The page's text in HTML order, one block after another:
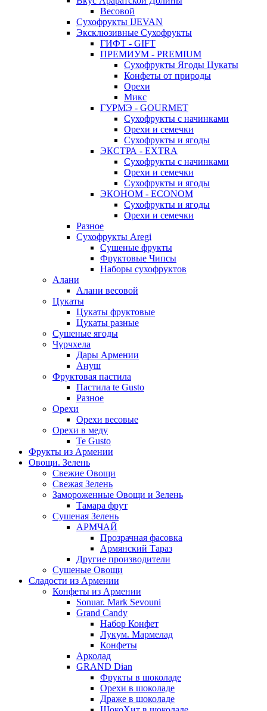
Весовой
Сухофрукты IJEVAN
Эксклюзивные Сухофрукты
ГИФТ - GIFT
ПРЕМИУМ - PREMIUM
Сухофрукты Ягоды Цукаты
Конфеты от природы
Орехи
Микс
ГУРМЭ - GOURMET
Сухофрукты с начинками
Орехи и семечки
Сухофрукты и ягоды
ЭКСТРА - EXTRA
Сухофрукты с начинками
Орехи и семечки
Сухофрукты и ягоды
ЭКОНОМ - ECONOM
Сухофрукты и ягоды
Орехи и семечки
Разное
Сухофрукты Aregi
Сушеные фрукты
Фруктовые Чипсы
Наборы сухофруктов
Алани
Алани весовой
Цукаты
Цукаты фруктовые
Цукаты разные
Сушеные ягоды
Чурчхела
Дары Армении
Ануш
Фруктовая пастила
Пастила te Gusto
Разное
Орехи
Орехи весовые
Орехи в меду
Te Gusto
Фрукты из Армении
Овощи. Зелень
Свежие Овощи
Свежая Зелень
Замороженные Овощи и Зелень
Тамара фрут
Сушеная Зелень
АРМЧАЙ
Прозрачная фасовка
Армянский Тараз
Другие производители
Сушеные Овощи
Сладости из Армении
Конфеты из Армении
Sonuar. Mark Sevouni
Grand Candy
Набор Конфет
Лукум. Мармелад
Конфеты
Арколад
GRAND Dian
Фрукты в шоколаде
Орехи в шоколаде
Драже в шоколаде